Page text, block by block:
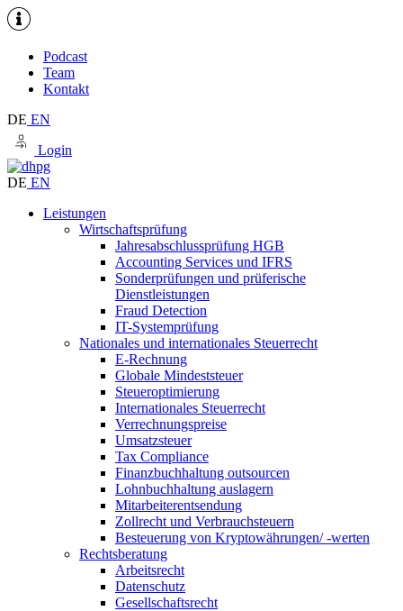
Podcast
Team
Kontakt
DE EN
Login
DE EN
Leistungen
Wirtschaftsprüfung
Jahresabschlussprüfung HGB
Accounting Services und IFRS
Sonderprüfungen und prüferische
Dienstleistungen
Fraud Detection
IT-Systemprüfung
Nationales und internationales Steuerrecht
E-Rechnung
Globale Mindeststeuer
Steueroptimierung
Internationales Steuerrecht
Verrechnungspreise
Umsatzsteuer
Tax Compliance
Finanzbuchhaltung outsourcen
Lohnbuchhaltung auslagern
Mitarbeiterentsendung
Zollrecht und Verbrauchsteuern
Besteuerung von Kryptowährungen/ -werten
Rechtsberatung
Arbeitsrecht
Datenschutz
Gesellschaftsrecht